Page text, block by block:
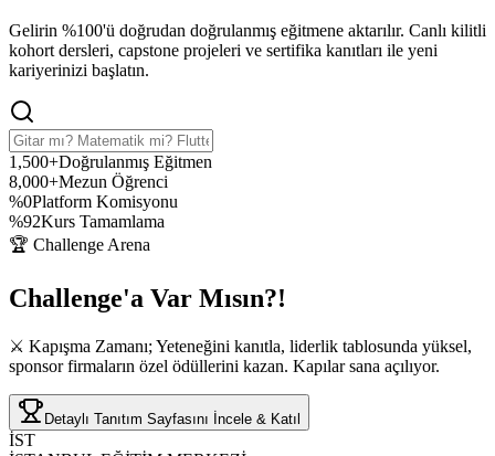
Gelirin %100'ü doğrudan doğrulanmış eğitmene aktarılır. Canlı kilitli
kohort dersleri, capstone projeleri ve sertifika kanıtları ile yeni
kariyerinizi başlatın.
1,500+Doğrulanmış Eğitmen
8,000+Mezun Öğrenci
%0Platform Komisyonu
%92Kurs Tamamlama
🏆 Challenge Arena
Challenge'a Var Mısın?!
⚔️ Kapışma Zamanı; Yeteneğini kanıtla, liderlik tablosunda yüksel,
sponsor firmaların özel ödüllerini kazan. Kapılar sana açılıyor.
Detaylı Tanıtım Sayfasını İncele & Katıl
İST